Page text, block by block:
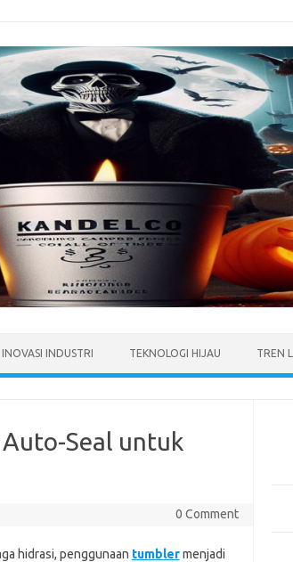
INOVASI INDUSTRI TEKNOLOGI HIJAU TREN
Seal untuk
0 Comment
hidrasi, penggunaan tumblermenjadi